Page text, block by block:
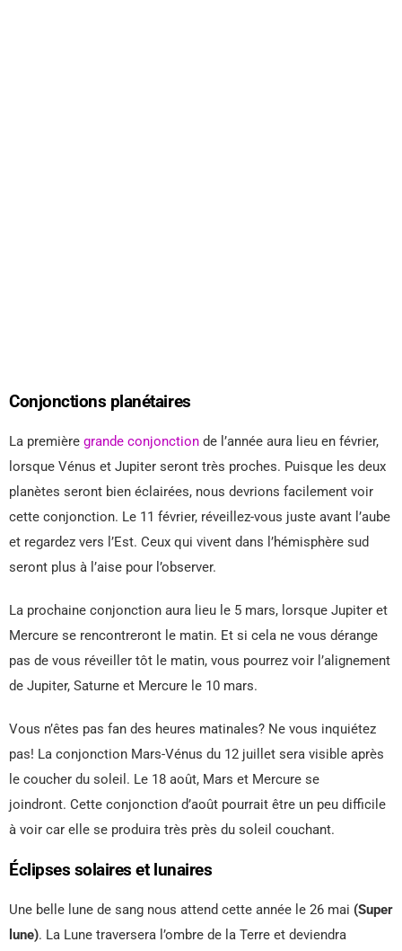
Conjonctions planétaires
La première grande conjonction de l’année aura lieu en février,
lorsque Vénus et Jupiter seront très proches. Puisque les deux
planètes seront bien éclairées, nous devrions facilement voir
cette conjonction. Le 11 février, réveillez-vous juste avant l’aube
et regardez vers l’Est. Ceux qui vivent dans l’hémisphère sud
seront plus à l’aise pour l’observer.
La prochaine conjonction aura lieu le 5 mars, lorsque Jupiter et
Mercure se rencontreront le matin. Et si cela ne vous dérange
pas de vous réveiller tôt le matin, vous pourrez voir l’alignement
de Jupiter, Saturne et Mercure le 10 mars.
Vous n’êtes pas fan des heures matinales? Ne vous inquiétez
pas! La conjonction Mars-Vénus du 12 juillet sera visible après
le coucher du soleil. Le 18 août, Mars et Mercure se
joindront. Cette conjonction d’août pourrait être un peu difficile
à voir car elle se produira très près du soleil couchant.
Éclipses solaires et lunaires
Une belle lune de sang nous attend cette année le 26 mai (Super
lune). La Lune traversera l’ombre de la Terre et deviendra